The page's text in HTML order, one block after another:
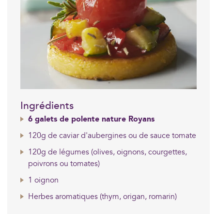
Ingrédients
6 galets de polente nature Royans
120g de caviar d'aubergines ou de sauce tomate
120g de légumes (olives, oignons, courgettes,
poivrons ou tomates)
1 oignon
Herbes aromatiques (thym, origan, romarin)